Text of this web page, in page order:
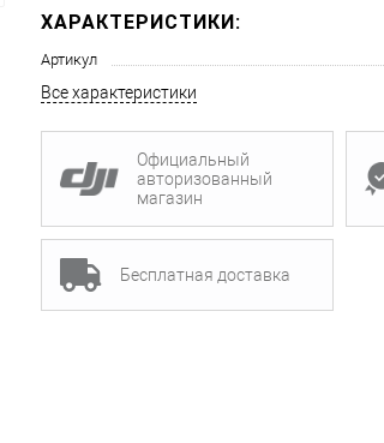
ХАРАКТЕРИСТИКИ:
Артикул
Все характеристики
Официальный
авторизованный
магазин
Бесплатная доставка